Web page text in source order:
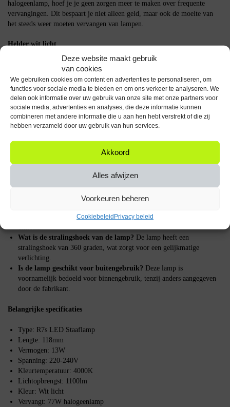
Deze website maakt gebruik
van cookies
We gebruiken cookies om content en advertenties te personaliseren, om
functies voor sociale media te bieden en om ons verkeer te analyseren. We
delen ook informatie over uw gebruik van onze site met onze partners voor
sociale media, advertenties en analyses, die deze informatie kunnen
combineren met andere informatie die u aan hen hebt verstrekt of die zij
hebben verzameld door uw gebruik van hun services.
Akkoord
Alles afwijzen
Voorkeuren beheren
CookiebeleidPrivacy beleid
halogeenlamp, hoef je je geen zorgen meer te maken over frequente
vervangingen. Dit bespaart je niet alleen geld, maar ook de moeite van
het steeds weer moeten vervangen van lampen.
Helder wit licht
De Avide R7s LED Staaflamp biedt een kleurtemperatuur van 4000K,
verlichting essentieel is, zoals werkruimtes, keukens en garages. Het witte
licht zorgt voor een natuurlijke en aangename sfeer.
Hoe het product werkt
oude halogeenlamp en plaats de nieuwe LED lamp in dezelfde fitting.
Dankzij de insteekfunctie is het een kwestie van plug-and-play. De lamp
werkt op een spanning van 220-240V en biedt direct helder licht zonder
Is de lamp dimbaar?Nee, deze specifieke LED lamp is niet
dimbaar.
Wat is de stralingshoek van de lamp? De lamp heeft een
stralingshoek van 360 graden, wat zorgt voor een gelijkmatige
verlichting.
Is de lamp geschikt voor buitengebruik? Deze lamp is
voornamelijk bedoeld voor binnengebruik, tenzij anders aangegeven
door de fabrikant.
Belangrijke specificaties
Type: R7s LED Staaflamp
Lengte: 118mm
Vermogen: 13W
Spanning: 220-240V
Kleurtemperatuur: 4000K
Lichtopbrengst: 1100lm
Kleur: Wit licht
Vervangt: 77W halogeenlamp